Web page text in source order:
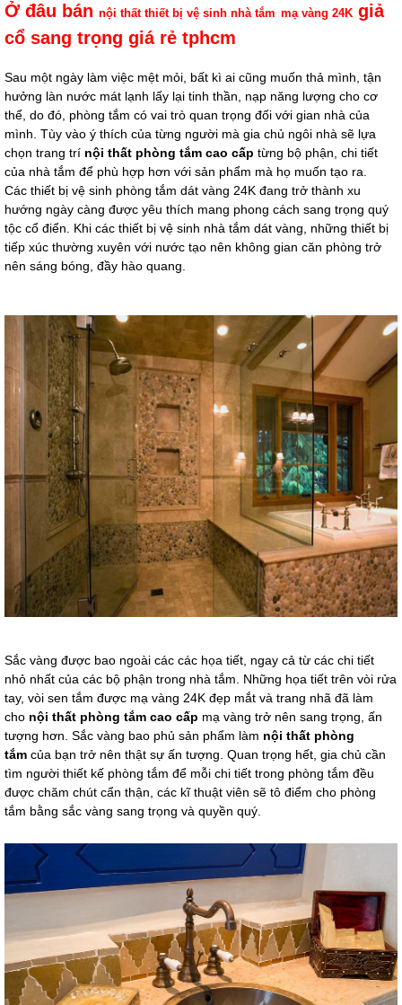
Ở đâu bán nội thất thiết bị vệ sinh nhà tắm mạ vàng 24K giả
cổ sang trọng giá rẻ tphcm
Sau một ngày làm việc mệt mỏi, bất kì ai cũng muốn thả mình, tận
hưởng làn nước mát lạnh lấy lại tinh thần, nạp năng lượng cho cơ
thể, do đó, phòng tắm có vai trò quan trọng đối với gian nhà của
mình. Tùy vào ý thích của từng người mà gia chủ ngôi nhà sẽ lựa
chọn trang trí nội thất phòng tắm cao cấp từng bộ phận, chi tiết
của nhà tắm để phù hợp hơn với sản phẩm mà họ muốn tạo ra.
Các thiết bị vệ sinh phòng tắm dát vàng 24K đang trở thành xu
hướng ngày càng được yêu thích mang phong cách sang trọng quý
tộc cổ điển. Khi các thiết bị vệ sinh nhà tắm dát vàng, những thiết bị
tiếp xúc thường xuyên với nước tạo nên không gian căn phòng trở
nên sáng bóng, đầy hào quang.
Sắc vàng được bao ngoài các các họa tiết, ngay cả từ các chi tiết
nhỏ nhất của các bộ phận trong nhà tắm. Những họa tiết trên vòi rửa
tay, vòi sen tắm được mạ vàng 24K đẹp mắt và trang nhã đã làm
cho nội thất phòng tắm cao cấp mạ vàng trở nên sang trọng, ấn
tượng hơn. Sắc vàng bao phủ sản phẩm làm nội thất phòng
tắm của bạn trở nên thật sự ấn tượng. Quan trọng hết, gia chủ cần
tìm người thiết kế phòng tắm để mỗi chi tiết trong phòng tắm đều
được chăm chút cẩn thận, các kĩ thuật viên sẽ tô điểm cho phòng
tắm bằng sắc vàng sang trọng và quyền quý.